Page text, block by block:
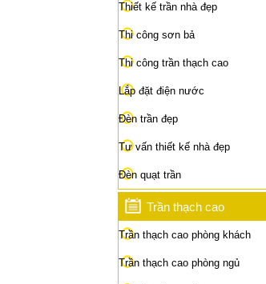
Thiết kế trần nhà đẹp
Thi công sơn bả
Thi công trần thạch cao
Lắp đặt điện nước
Đèn trần đẹp
Tư vấn thiết kế nhà đẹp
Đèn quạt trần
Trần thạch cao
Trần thạch cao phòng khách
Trần thạch cao phòng ngủ